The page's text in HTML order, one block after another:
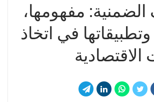
الضمنية: مفهومها،
وتطبيقاتها في اتخاذ
الاقتصادية